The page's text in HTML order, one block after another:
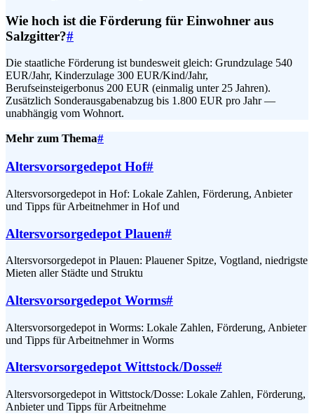
Wie hoch ist die Förderung für Einwohner aus
Salzgitter?#
Die staatliche Förderung ist bundesweit gleich: Grundzulage 540
EUR/Jahr, Kinderzulage 300 EUR/Kind/Jahr,
Berufseinsteigerbonus 200 EUR (einmalig unter 25 Jahren).
Zusätzlich Sonderausgabenabzug bis 1.800 EUR pro Jahr —
unabhängig vom Wohnort.
Mehr zum Thema#
Altersvorsorgedepot Hof#
Altersvorsorgedepot in Hof: Lokale Zahlen, Förderung, Anbieter
und Tipps für Arbeitnehmer in Hof und
Altersvorsorgedepot Plauen#
Altersvorsorgedepot in Plauen: Plauener Spitze, Vogtland, niedrigste
Mieten aller Städte und Struktu
Altersvorsorgedepot Worms#
Altersvorsorgedepot in Worms: Lokale Zahlen, Förderung, Anbieter
und Tipps für Arbeitnehmer in Worms
Altersvorsorgedepot Wittstock/Dosse#
Altersvorsorgedepot in Wittstock/Dosse: Lokale Zahlen, Förderung,
Anbieter und Tipps für Arbeitnehme